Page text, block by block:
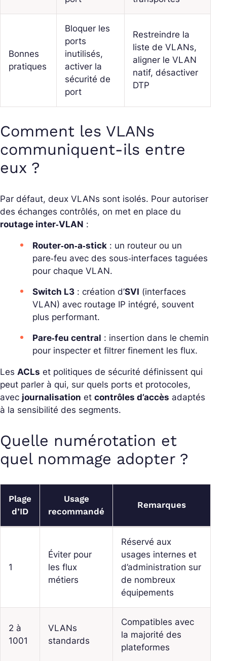
Bonnes
pratiques
Bloquer les
ports
inutilisés,
activer la
sécurité de
port
Restreindre la
liste de VLANs,
aligner le VLAN
natif, désactiver
DTP
Comment les VLANs
communiquent-ils entre
eux ?
Par défaut, deux VLANs sont isolés. Pour autoriser
des échanges contrôlés, on met en place du
routage inter‑VLAN :
Router‑on‑a‑stick : un routeur ou un
pare‑feu avec des sous‑interfaces taguées
pour chaque VLAN.
Switch L3 : création d’SVI (interfaces
VLAN) avec routage IP intégré, souvent
plus performant.
Pare‑feu central : insertion dans le chemin
pour inspecter et filtrer finement les flux.
Les ACLs et politiques de sécurité définissent qui
peut parler à qui, sur quels ports et protocoles,
avec journalisation et contrôles d’accès adaptés
à la sensibilité des segments.
Quelle numérotation et
quel nommage adopter ?
Plage
d’ID
Usage
recommandé
Remarques
1
Éviter pour
les flux
métiers
Réservé aux
usages internes et
d’administration sur
de nombreux
équipements
2 à
1001
VLANs
standards
Compatibles avec
la majorité des
plateformes